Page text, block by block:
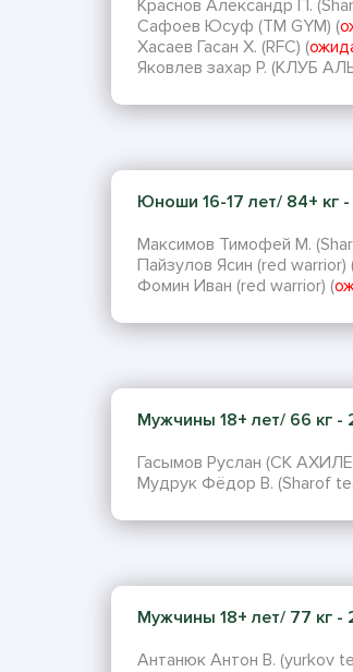
Краснов Александр П.
Сафоев Юсуф (TM GYM) (
Хасаев Гасан Х. (RFC) (
Яковлев захар Р. (КЛУБ
Юноши 16-17 лет/ 84+ кг -
Максимов Тимофей М.
Пайзулов Ясин (red warrior)
Фомин Иван (red warrior) (
Мужчины 18+ лет/ 66 кг -
Гасымов Руслан (СК
Мудрук Фёдор В. (Sharof
Мужчины 18+ лет/ 77 кг -
Антанюк Антон В. (yurkov